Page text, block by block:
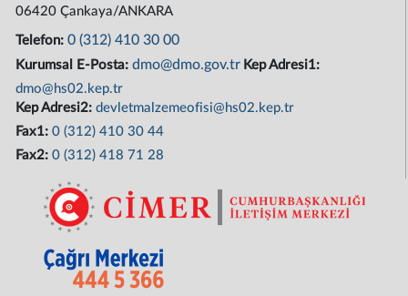
06420 Çankaya/ANKARA
Telefon:0 (312) 410 30 00
Kurumsal E-Posta:dmo@dmo.gov.tr Kep Adresi1:
dmo@hs02.kep.tr
Kep Adresi2:devletmalzemeofisi@hs02.kep.tr
Fax1:0 (312) 410 30 44
Fax2:0 (312) 418 71 28